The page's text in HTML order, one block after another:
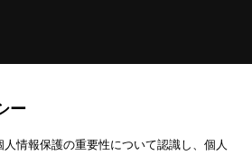
ー
情報保護の重要性について認識し、個人